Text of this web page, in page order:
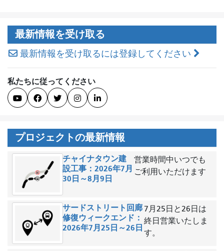
ー
シ
ョ
ン
最新情報を受け取る
最新情報を受け取るには登録してください
私たちに従ってください
    
プロジェクトの最新情報
チャイナタウン建
設工事：2026年7月
30日～8月9日
営業時間中いつでも
ご利用いただけます
サードストリート回廊
修復ウィークエンド：
2026年7月25日～26日
7月25日と26日は
終日営業いたしま
す。